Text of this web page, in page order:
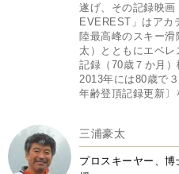
遂げ、その記録映
EVEREST」はアカ
陸最高峰のスキー
太）とともにエベ
記録（70歳７か月）
2013年には80歳で
年齢登頂記録更新〕
三浦豪太
プロスキーヤー、